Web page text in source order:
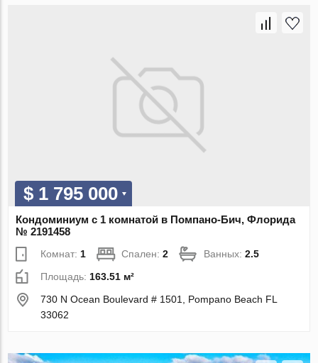
$ 1 795 000
Кондоминиум с 1 комнатой в Помпано-Бич, Флорида
№ 2191458
Комнат: 1 Спален:2 Ванных:2.5
Площадь: 163.51 м²
730 N Ocean Boulevard # 1501, Pompano Beach FL
33062